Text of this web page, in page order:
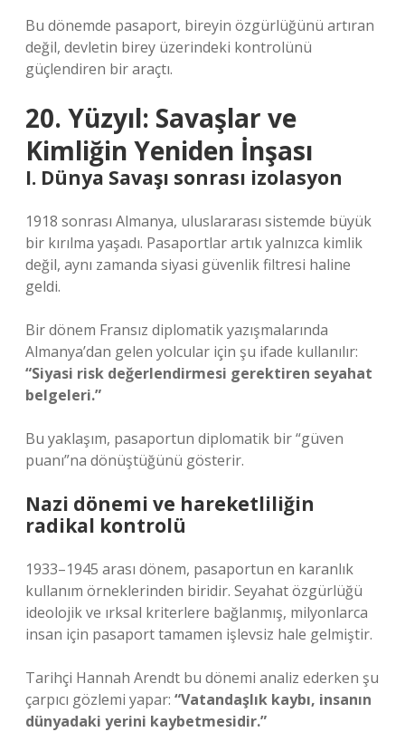
Bu dönemde pasaport, bireyin özgürlüğünü artıran
değil, devletin birey üzerindeki kontrolünü
güçlendiren bir araçtı.
20. Yüzyıl: Savaşlar ve
Kimliğin Yeniden İnşası
I. Dünya Savaşı sonrası izolasyon
1918 sonrası Almanya, uluslararası sistemde büyük
bir kırılma yaşadı. Pasaportlar artık yalnızca kimlik
değil, aynı zamanda siyasi güvenlik filtresi haline
geldi.
Bir dönem Fransız diplomatik yazışmalarında
Almanya’dan gelen yolcular için şu ifade kullanılır:
“Siyasi risk değerlendirmesi gerektiren seyahat
belgeleri.”
Bu yaklaşım, pasaportun diplomatik bir “güven
puanı”na dönüştüğünü gösterir.
Nazi dönemi ve hareketliliğin
radikal kontrolü
1933–1945 arası dönem, pasaportun en karanlık
kullanım örneklerinden biridir. Seyahat özgürlüğü
ideolojik ve ırksal kriterlere bağlanmış, milyonlarca
insan için pasaport tamamen işlevsiz hale gelmiştir.
Tarihçi Hannah Arendt bu dönemi analiz ederken şu
çarpıcı gözlemi yapar: “Vatandaşlık kaybı, insanın
dünyadaki yerini kaybetmesidir.”